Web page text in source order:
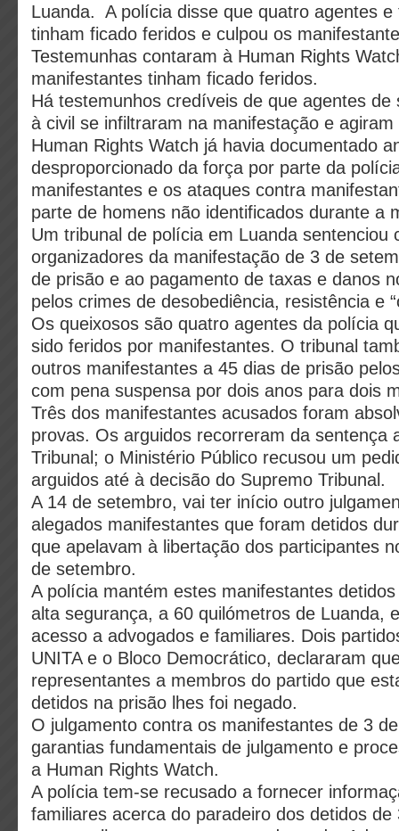
Luanda. A polícia disse que quatro agentes
tinham ficado feridos e culpou os
Testemunhas contaram à Human Rights
manifestantes tinham ficado feridos.
Há testemunhos credíveis de que agentes de
à civil se infiltraram na manifestação e agiram
Human Rights Watch já havia documentado
desproporcionado da força por parte da
manifestantes e os ataques contra
parte de homens não identificados durante a
Um tribunal de polícia em Luanda sentenciou
organizadores da manifestação de 3 de
de prisão e ao pagamento de taxas e danos
pelos crimes de desobediência, resistência e
Os queixosos são quatro agentes da polícia
sido feridos por manifestantes. O tribunal
outros manifestantes a 45 dias de prisão
com pena suspensa por dois anos para dois
Três dos manifestantes acusados foram
provas. Os arguidos recorreram da sentença
Tribunal; o Ministério Público recusou um
arguidos até à decisão do Supremo Tribunal.
A 14 de setembro, vai ter início outro
alegados manifestantes que foram detidos
que apelavam à libertação dos participantes
de setembro.
A polícia mantém estes manifestantes
alta segurança, a 60 quilómetros de Luanda,
acesso a advogados e familiares. Dois
UNITA e o Bloco Democrático, declararam
representantes a membros do partido que
detidos na prisão lhes foi negado.
O julgamento contra os manifestantes de 3
garantias fundamentais de julgamento e
a Human Rights Watch.
A polícia tem-se recusado a fornecer
familiares acerca do paradeiro dos detidos